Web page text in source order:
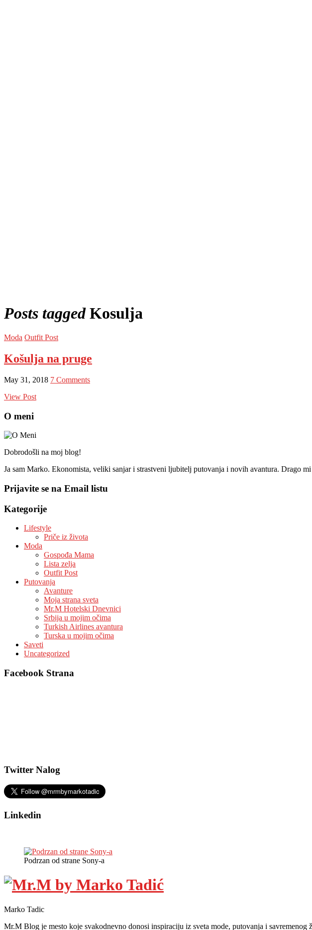
Posts tagged Kosulja
Moda Outfit Post
Košulja na pruge
May 31, 2018 7 Comments
View Post
O meni
Dobrodošli na moj blog!
Ja sam Marko. Ekonomista, veliki sanjar i strastveni ljubitelj putovanja i novih avantura. Drago
Prijavite se na Email listu
Kategorije
Lifestyle
Priče iz života
Moda
Gospođa Mama
Lista zelja
Outfit Post
Putovanja
Avanture
Moja strana sveta
Mr.M Hotelski Dnevnici
Srbija u mojim očima
Turkish Airlines avantura
Turska u mojim očima
Saveti
Uncategorized
Facebook Strana
Twitter Nalog
Linkedin
Podrzan od strane Sony-a
Marko Tadic
Mr.M Blog je mesto koje svakodnevno donosi inspiraciju iz sveta mode, putovanja i savremenog